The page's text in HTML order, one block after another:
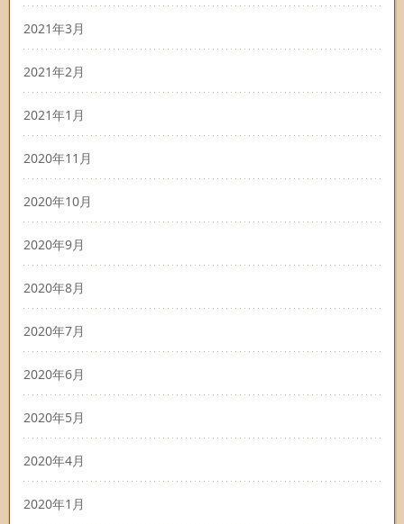
2021年3月
2021年2月
2021年1月
2020年11月
2020年10月
2020年9月
2020年8月
2020年7月
2020年6月
2020年5月
2020年4月
2020年1月